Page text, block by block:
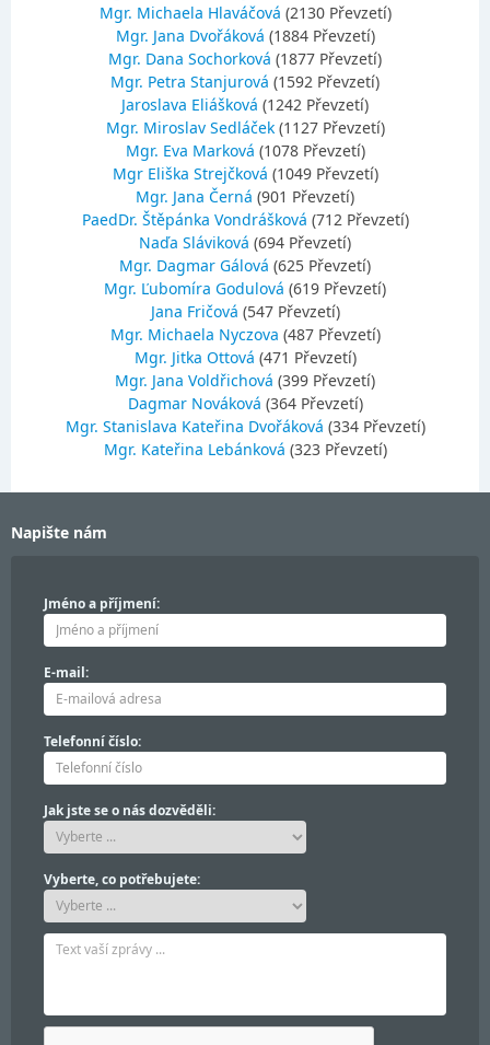
Mgr. Michaela Hlaváčová (2130 Převzetí)
Mgr. Jana Dvořáková (1884 Převzetí)
Mgr. Dana Sochorková (1877 Převzetí)
Mgr. Petra Stanjurová (1592 Převzetí)
Jaroslava Eliášková (1242 Převzetí)
Mgr. Miroslav Sedláček (1127 Převzetí)
Mgr. Eva Marková (1078 Převzetí)
Mgr Eliška Strejčková (1049 Převzetí)
Mgr. Jana Černá (901 Převzetí)
PaedDr. Štěpánka Vondrášková (712 Převzetí)
Naďa Sláviková (694 Převzetí)
Mgr. Dagmar Gálová (625 Převzetí)
Mgr. Ľubomíra Godulová (619 Převzetí)
Jana Fričová (547 Převzetí)
Mgr. Michaela Nyczova (487 Převzetí)
Mgr. Jitka Ottová (471 Převzetí)
Mgr. Jana Voldřichová (399 Převzetí)
Dagmar Nováková (364 Převzetí)
Mgr. Stanislava Kateřina Dvořáková (334 Převzetí)
Mgr. Kateřina Lebánková (323 Převzetí)
Napište nám
Jméno a příjmení:
E-mail:
Telefonní číslo:
Jak jste se o nás dozvěděli:
Vyberte, co potřebujete: